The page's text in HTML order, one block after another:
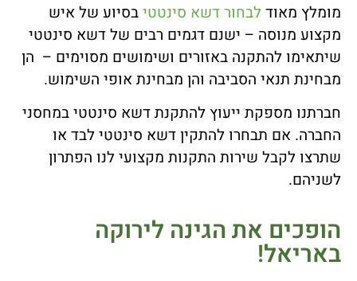
מומלץ מאוד לבחור דשא סינטטיבסיוע של איש
מקצוע מנוסה – ישנם דגמים רבים של דשא סינטטי
שיתאימו להתקנה באזורים ושימושים מסוימים – הן
מבחינת תנאי הסביבה והן מבחינת אופי השימוש.
חברתנו מספקת ייעוץ להתקנת דשא סינטטי במחסני
החברה. אם תבחרו להתקין דשא סינטטי לבד או
שתרצו לקבל שירות התקנות מקצועי לנו הפתרון
לשניהם.
הופכים את הגינה לירוקה
באריאל!